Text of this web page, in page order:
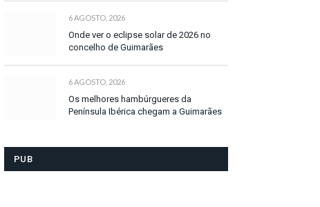
6 AGOSTO, 2026
Onde ver o eclipse solar de 2026 no
concelho de Guimarães
6 AGOSTO, 2026
Os melhores hambúrgueres da
Península Ibérica chegam a Guimarães
PUB